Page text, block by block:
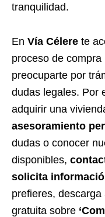
tranquilidad.
En Vía Célere te
proceso de
preocuparte por
dudas legales. Por
adquirir una
asesoramiento
dudas o conocer
disponibles,
solicita
prefieres,
gratuita sobre